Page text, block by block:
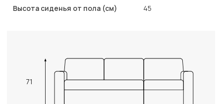
Высота сиденья от пола (см) 45
71